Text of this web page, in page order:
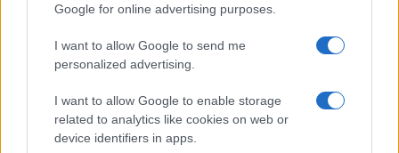
Google for online advertising purposes.
I want to allow Google to send me
personalized advertising.
I want to allow Google to enable storage
related to analytics like cookies on web or
device identifiers in apps.